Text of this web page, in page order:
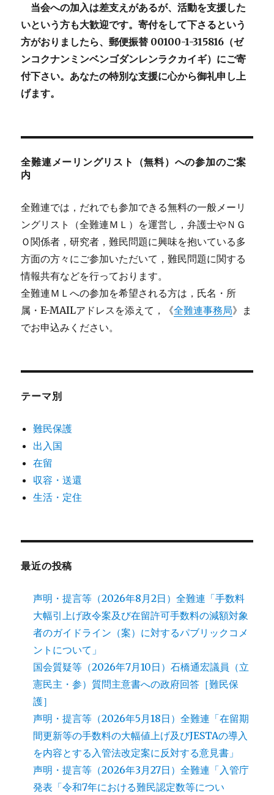
当会への加入は差支えがあるが、活動を支援した
いという方も大歓迎です。寄付をして下さるという
方がおりましたら、郵便振替 00100-1-315816（ゼ
ンコクナンミンベンゴダンレンラクカイギ）にご寄
付下さい。あなたの特別な支援に心から御礼申し上
げます。
全難連メーリングリスト（無料）への参加のご案
内
全難連では，だれでも参加できる無料の一般メーリ
ングリスト（全難連ＭＬ）を運営し，弁護士やＮＧ
Ｏ関係者，研究者，難民問題に興味を抱いている多
方面の方々にご参加いただいて，難民問題に関する
情報共有などを行っております。
全難連ＭＬへの参加を希望される方は，氏名・所
属・E-MAILアドレスを添えて，《全難連事務局》ま
でお申込みください。
テーマ別
難民保護
出入国
在留
収容・送還
生活・定住
最近の投稿
声明・提言等（2026年8月2日）全難連「手数料
大幅引上げ政令案及び在留許可手数料の減額対象
者のガイドライン（案）に対するパブリックコメ
ントについて」
国会質疑等（2026年7月10日）石橋通宏議員（立
憲民主・参）質問主意書への政府回答［難民保
護］
声明・提言等（2026年5月18日）全難連「在留期
間更新等の手数料の大幅値上げ及びJESTAの導入
を内容とする入管法改定案に反対する意見書」
声明・提言等（2026年3月27日）全難連「入管庁
発表「令和7年における難民認定数等につい